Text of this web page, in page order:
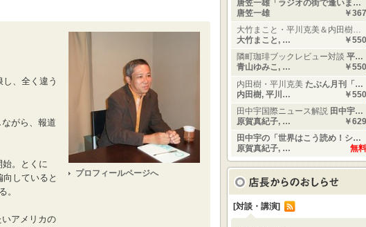
、全く違う
がら、報道
。とくに
していると
。
アメリカの
プロフィールページへ
唐笠一雄「ラジオの街で逢いま…
唐笠一雄
￥367
大竹まこと・平川克美＆内田樹…
大竹まこと, …
￥550
隣町珈琲ブックレビュー対談 平…
青山ゆみこ, …
￥550
内田樹・平川克美 たぶん月刊「…
内田樹, 平川…
￥550
田中宇国際ニュース解説 田中宇…
原賀真紀子, …
￥629
田中宇の「世界はこう読め！シ…
原賀真紀子, …
無料
[対談・講演]